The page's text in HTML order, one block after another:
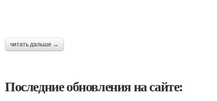
читать дальше →
Последние обновления на сайте: